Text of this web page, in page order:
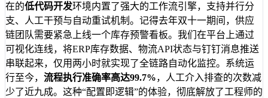
在的低代码开发环境内置了强大的工作流引擎，支持并行分
支、人工干预与自动重试机制。记得去年双十一期间，供应
链团队需要紧急上线一个库存预警看板。我们在平台上通过
可视化连线，将ERP库存数据、物流API状态与钉钉消息推送
串联起来，仅用两小时就实现了全链路自动化监控。系统运
行至今， 流程执行准确率高达99.7%，人工介入排查的次数减
少了近九成。这种“配置即逻辑”的体验，彻底解放了工程师的